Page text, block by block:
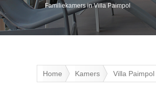
Familiekamers in Villa Paimpol
Home Kamers Villa Paimpol